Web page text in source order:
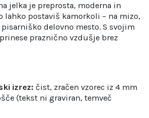
jelka je preprosta, moderna in
lahko postaviš kamorkoli – na mizo,
delovno mesto. S svojim
praznično vzdušje brez
izrez: čist, zračen vzorec iz 4 mm
(tekst ni graviran, temveč